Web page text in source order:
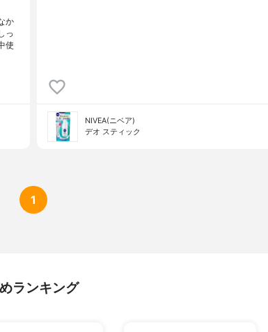
か
っ
使
NIVEA(ニベア)
デオ スティック
1
ランキング